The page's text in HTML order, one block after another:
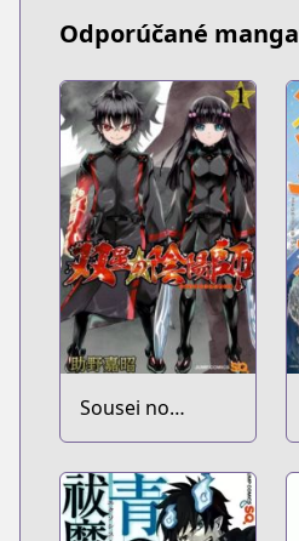
Odporúčané manga
Sousei no
Onmyouji